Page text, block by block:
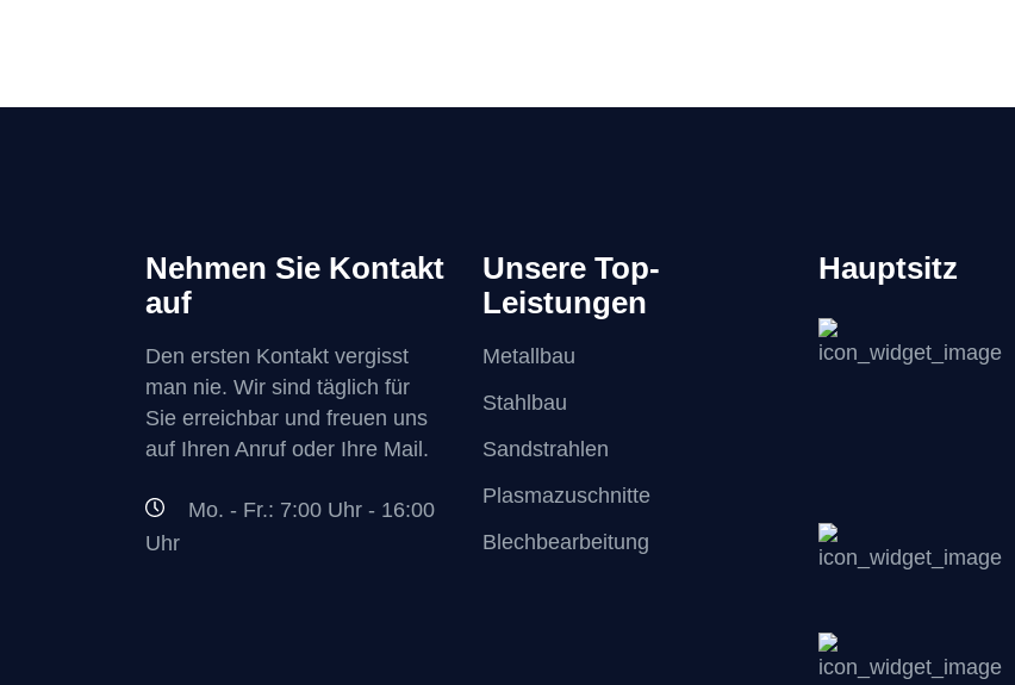
Nehmen Sie Kontakt
auf
Den ersten Kontakt vergisst
man nie. Wir sind täglich für
Sie erreichbar und freuen uns
auf Ihren Anruf oder Ihre Mail.
Mo. - Fr.: 7:00 Uhr - 16:00
Uhr
Unsere Top-
Leistungen
Metallbau
Stahlbau
Sandstrahlen
Plasmazuschnitte
Blechbearbeitung
Hauptsitz